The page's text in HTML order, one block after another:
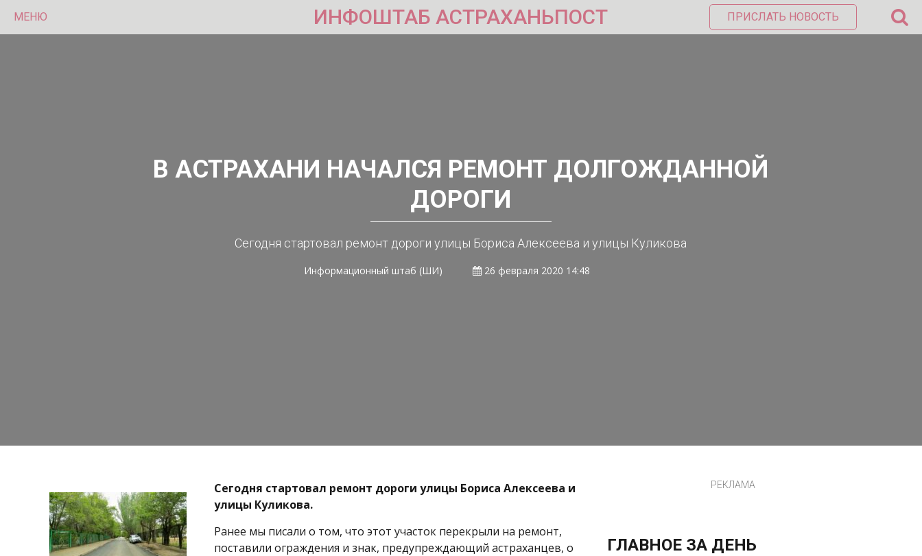
МЕНЮ ИНФОШТАБ АСТРАХАНЬПОСТ ПРИСЛАТЬ НОВОСТЬ
В АСТРАХАНИ НАЧАЛСЯ РЕМОНТ ДОЛГОЖДАННОЙ
ДОРОГИ
Сегодня стартовал ремонт дороги улицы Бориса Алексеева и улицы Куликова
Информационный штаб (ШИ) 26 февраля 2020 14:48
Сегодня стартовал ремонт дороги улицы Бориса Алексеева и
улицы Куликова.
Ранее мы писали о том, что этот участок перекрыли на ремонт,
поставили ограждения и знак, предупреждающий астраханцев, о
РЕКЛАМА
ГЛАВНОЕ ЗА ДЕНЬ